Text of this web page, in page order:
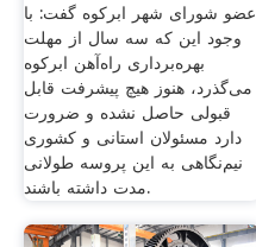
عضو شورای شهر ابرکوه گفت: با
وجود این که سه سال از مهلت
بهره‌برداری راه‌آهن ابرکوه
می‌گذرد، هنوز هیچ پیشرفت قابل
قبولی حاصل نشده و ضرورت
دارد مسئولان استانی و کشوری
نیم‌نگاهی به این پروسه طولانی
مدت داشته باشند.